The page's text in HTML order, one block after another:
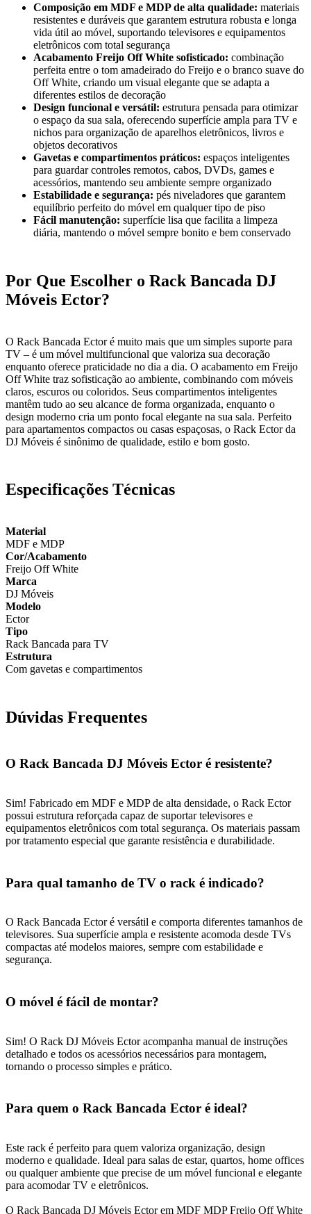
Composição em MDF e MDP de alta qualidade: materiais
resistentes e duráveis que garantem estrutura robusta e longa
vida útil ao móvel, suportando televisores e equipamentos
eletrônicos com total segurança
Acabamento Freijo Off White sofisticado: combinação
perfeita entre o tom amadeirado do Freijo e o branco suave do
Off White, criando um visual elegante que se adapta a
diferentes estilos de decoração
Design funcional e versátil: estrutura pensada para otimizar
o espaço da sua sala, oferecendo superfície ampla para TV e
nichos para organização de aparelhos eletrônicos, livros e
objetos decorativos
Gavetas e compartimentos práticos: espaços inteligentes
para guardar controles remotos, cabos, DVDs, games e
acessórios, mantendo seu ambiente sempre organizado
Estabilidade e segurança: pés niveladores que garantem
equilíbrio perfeito do móvel em qualquer tipo de piso
Fácil manutenção: superfície lisa que facilita a limpeza
diária, mantendo o móvel sempre bonito e bem conservado
Por Que Escolher o Rack Bancada DJ
Móveis Ector?
O Rack Bancada Ector é muito mais que um simples suporte para
TV – é um móvel multifuncional que valoriza sua decoração
enquanto oferece praticidade no dia a dia. O acabamento em Freijo
Off White traz sofisticação ao ambiente, combinando com móveis
claros, escuros ou coloridos. Seus compartimentos inteligentes
mantêm tudo ao seu alcance de forma organizada, enquanto o
design moderno cria um ponto focal elegante na sua sala. Perfeito
para apartamentos compactos ou casas espaçosas, o Rack Ector da
DJ Móveis é sinônimo de qualidade, estilo e bom gosto.
Especificações Técnicas
Material
MDF e MDP
Cor/Acabamento
Freijo Off White
Marca
DJ Móveis
Modelo
Ector
Tipo
Rack Bancada para TV
Estrutura
Com gavetas e compartimentos
Dúvidas Frequentes
O Rack Bancada DJ Móveis Ector é resistente?
Sim! Fabricado em MDF e MDP de alta densidade, o Rack Ector
possui estrutura reforçada capaz de suportar televisores e
equipamentos eletrônicos com total segurança. Os materiais passam
por tratamento especial que garante resistência e durabilidade.
Para qual tamanho de TV o rack é indicado?
O Rack Bancada Ector é versátil e comporta diferentes tamanhos de
televisores. Sua superfície ampla e resistente acomoda desde TVs
compactas até modelos maiores, sempre com estabilidade e
segurança.
O móvel é fácil de montar?
Sim! O Rack DJ Móveis Ector acompanha manual de instruções
detalhado e todos os acessórios necessários para montagem,
tornando o processo simples e prático.
Para quem o Rack Bancada Ector é ideal?
Este rack é perfeito para quem valoriza organização, design
moderno e qualidade. Ideal para salas de estar, quartos, home offices
ou qualquer ambiente que precise de um móvel funcional e elegante
para acomodar TV e eletrônicos.
O Rack Bancada DJ Móveis Ector em MDF MDP Freijo Off White